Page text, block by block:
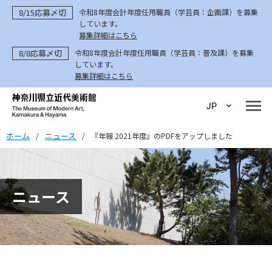
8/15応募〆切
令和8年度会計年度任用職員（学芸員：企画課）を募集
しています。
募集詳細はこちら
8/8応募〆切
令和8年度会計年度任用職員（学芸員：普及課）を募集
しています。
募集詳細はこちら
JP
ホーム / ニュース / 『年報 2021年度』のPDFをアップしました
ニュース